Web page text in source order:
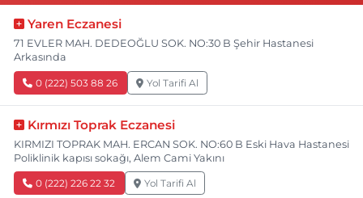
Yaren Eczanesi
71 EVLER MAH. DEDEOĞLU SOK. NO:30 B Şehir Hastanesi
Arkasında
0 (222) 503 88 26 Yol Tarifi Al
Kırmızı Toprak Eczanesi
KIRMIZI TOPRAK MAH. ERCAN SOK. NO:60 B Eski Hava Hastanesi
Poliklinik kapısı sokağı, Alem Cami Yakını
0 (222) 226 22 32 Yol Tarifi Al